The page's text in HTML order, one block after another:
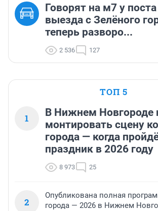
Говорят на м7 у
выезда с Зелёного
теперь разворо...
2 536 127
ТОП 5
1
В Нижнем Новгороде
монтировать сцену
города — когда
праздник в 2026 году
8 973 25
2
Опубликована полная
города — 2026 в Нижнем